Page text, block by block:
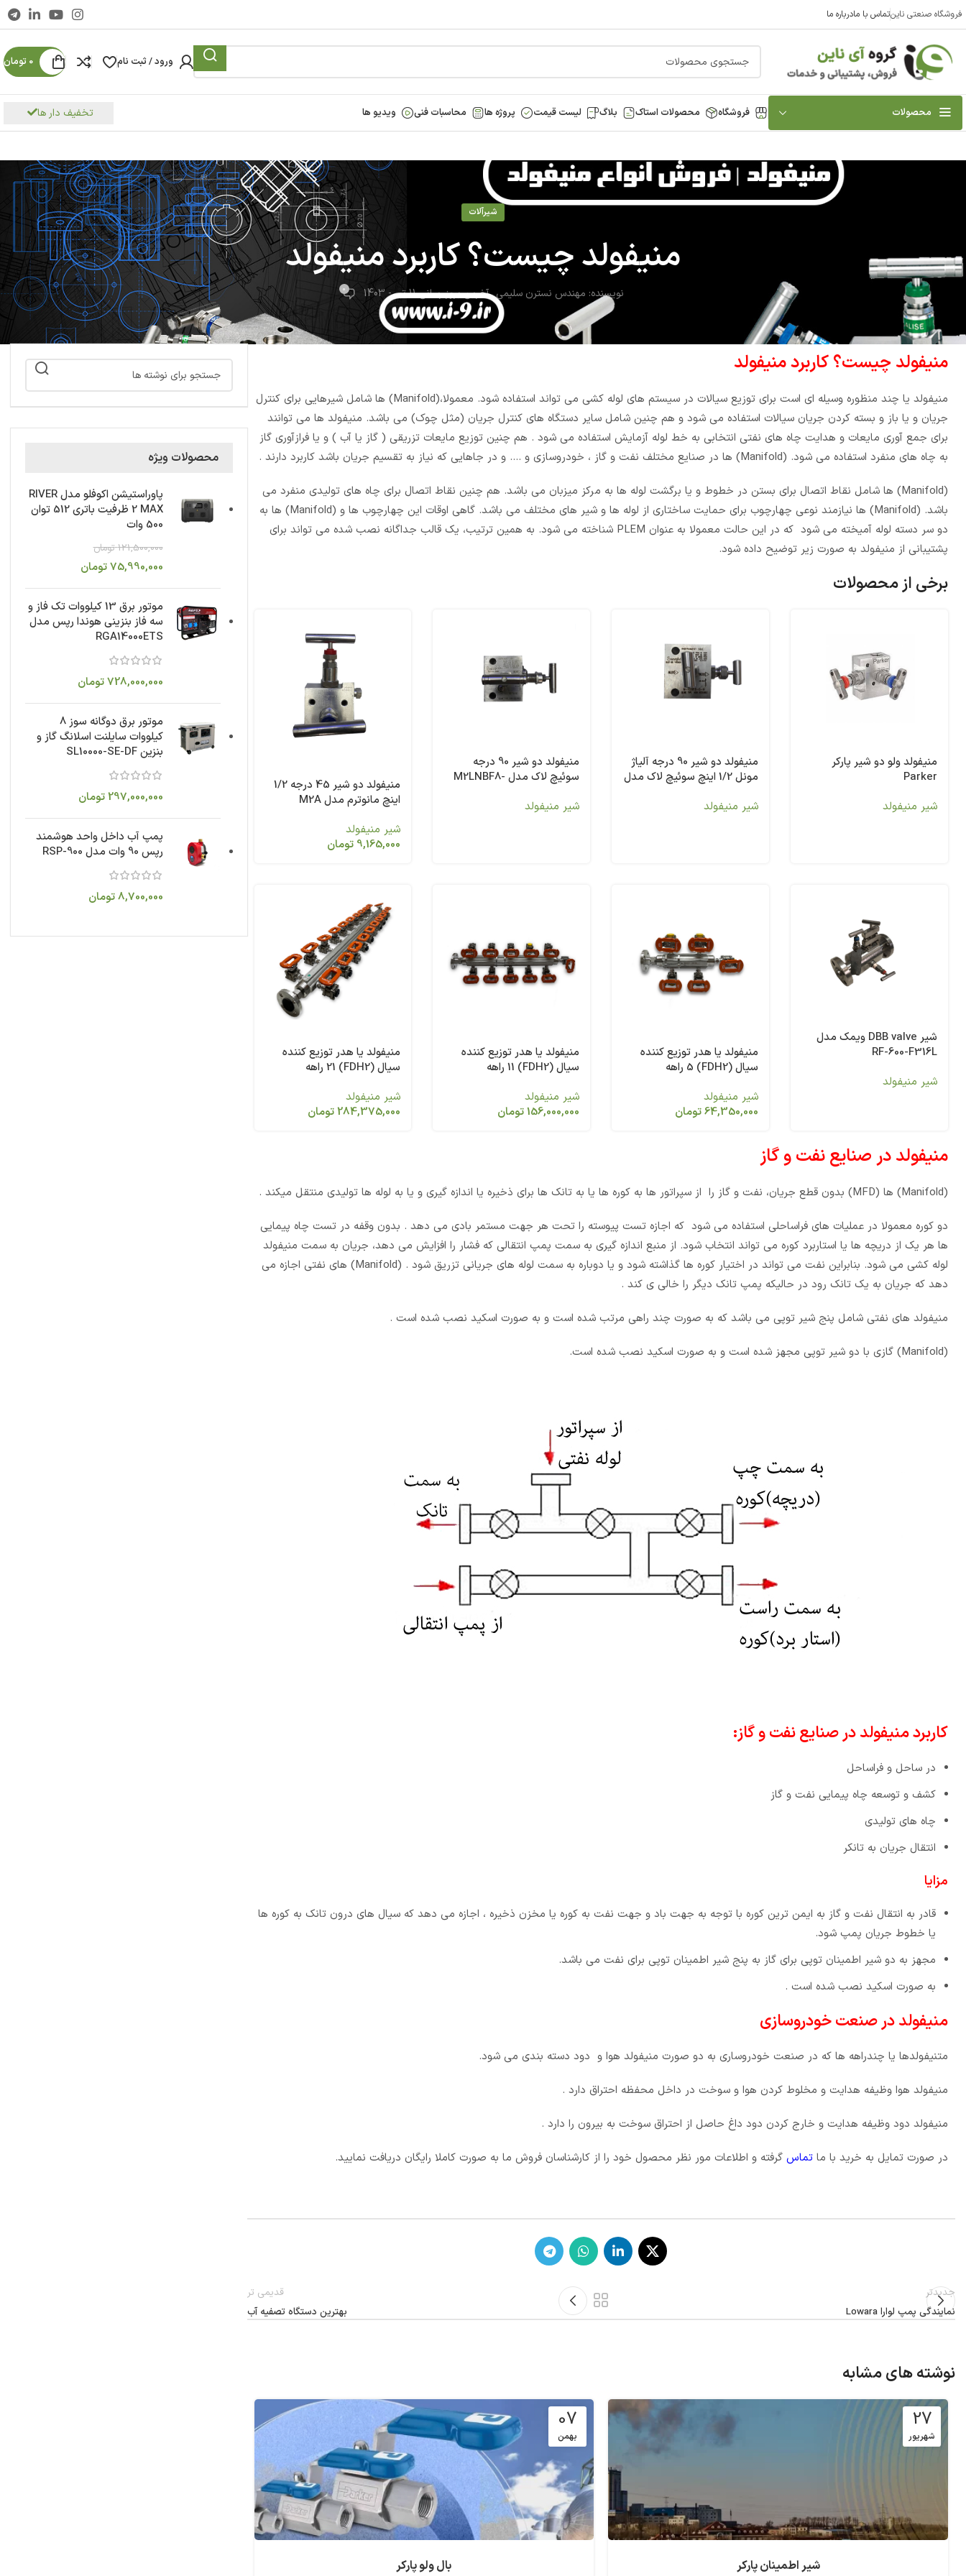
فروشگاه صنعتی ناینتماس با مادرباره ما
ورود / ثبت نام 0 تومان
محصولات فروشگاه محصولات استاک بلاگ لیست قیمت پروژه ها محاسبات فنی ویدیو ها تخفیف دار ها
شیرآلات
منیفولد چیست؟ کاربرد منیفولد
نویسنده: مهندس نسترن سلیمی آخرین بروز رسانی 11 تیر - 1403 0
منیفولد چیست؟ کاربرد منیفولد
منیفولد یا چند منظوره وسیله ای است برای توزیع سیالات در سیستم های لوله کشی می تواند استفاده شود. معمولا،(Manifold) ها شامل شیرهایی برای کنترل
جریان و یا باز و بسته کردن جریان سیالات استفاده می شود و هم چنین شامل سایر دستگاه های کنترل جریان (مثل چوک) می باشد. منیفولد ها می توانند
برای جمع آوری مایعات و هدایت چاه های نفتی انتخابی به خط لوله آزمایش استفاده می شود . هم چنین توزیع مایعات تزریقی ( گاز یا آب ) و یا فرازآوری گاز
به چاه های منفرد استفاده می شود. (Manifold) ها در صنایع مختلف نفت و گاز ، خودروسازی و .... و در جاهایی که نیاز به تقسیم جریان باشد کاربرد دارند .
(Manifold) ها شامل نقاط اتصال برای بستن در خطوط و یا برگشت لوله ها به مرکز میزبان می باشد. هم چنین نقاط اتصال برای چاه های تولیدی منفرد می
باشد. (Manifold) ها نیازمند نوعی چهارچوب برای حمایت ساختاری از لوله ها و شیر های مختلف می باشد. گاهی اوقات این چهارچوب ها و (Manifold) ها به
دو سر دسته لوله آمیخته می شود که در این حالت معمولا به عنوان PLEM شناخته می شود. به همین ترتیب، یک قالب جداگانه نصب شده می تواند برای
پشتیبانی از منیفولد به صورت زیر توضیح داده شود.
برخی از محصولات
‏منیفولد ولو دو شیر پارکر
Parker
شیر منیفولد
منیفولد دو شیر 90 درجه آلیاژ
مونل 1/2 اینچ سوئیچ لاک مدل
شیر منیفولد
منیفولد دو شیر 90 درجه
سوئیچ لاک مدل M2LNBF8-
شیر منیفولد
منیفولد دو شیر 45 درجه 1/2
اینچ مانوترم مدل M2A
شیر منیفولد
9,165,000 تومان
شیر DBB valve ویمک مدل
RF-600-F316L
شیر منیفولد
منیفولد یا هدر توزیع کننده
سیال (FDH2) 5 راهه
شیر منیفولد
64,350,000تومان
منیفولد یا هدر توزیع کننده
سیال (FDH2) 11 راهه
شیر منیفولد
156,000,000تومان
منیفولد یا هدر توزیع کننده
سیال (FDH2) 21 راهه
شیر منیفولد
284,375,000تومان
منیفولد در صنایع نفت و گاز
(Manifold) ها (MFD) بدون قطع جریان، نفت و گاز را از سپراتور ها به کوره ها یا به تانک ها برای ذخیره یا اندازه گیری و یا به لوله ها تولیدی منتقل میکند .
دو کوره معمولا در عملیات های فراساحلی استفاده می شود که اجازه تست پیوسته را تحت هر جهت مستمر بادی می دهد . بدون وقفه در تست چاه پیمایی
ها هر یک از دریچه ها یا استاربرد کوره می تواند انتخاب شود. از منبع اندازه گیری به سمت پمپ انتقالی که فشار را افزایش می دهد، جریان به سمت منیفولد
لوله کشی می شود. بنابراین نفت می تواند در اختیار کوره ها گذاشته شود و یا دوباره به سمت لوله های جریانی تزریق شود . (Manifold) های نفتی اجازه می
دهد که جریان به یک تانک رود در حالیکه پمپ تانک دیگر را خالی ی کند .
منیفولد های نفتی شامل پنج شیر توپی می باشد که به صورت چند راهی مرتب شده است و به صورت اسکید نصب شده است .
(Manifold) گازی با دو شیر توپی مجهز شده است و به صورت اسکید نصب شده است.
کاربرد منیفولد در صنایع نفت و گاز:
در ساحل و فراساحل
کشف و توسعه چاه پیمایی نفت و گاز
چاه های تولیدی
انتقال جریان به تانکر
مزایا
قادر به انتقال نفت و گاز به ایمن ترین کوره با توجه به جهت باد و جهت نفت به کوره یا مخزن ذخیره ، اجازه می دهد که سیال های درون تانک به کوره ها
یا خطوط جریان پمپ شود.
مجهز به دو شیر اطمینان توپی برای گاز به پنج شیر اطمینان توپی برای نفت می باشد.
به صورت اسکید نصب شده است .
منیفولد در صنعت خودروسازی
متنیفولدها یا چندراهه ها که در صنعت خودروساری به دو صورت منیفولد هوا و دود دسته بندی می شود.
منیفولد هوا وظیفه هدایت و مخلوط کردن هوا و سوخت در داخل محفظه احتراق دارد .
منیفولد دود وظیفه هدایت و خارج کردن دود داغ حاصل از احتراق سوخت به بیرون را دارد .
در صورت تمایل به خرید با ما تماس گرفته و اطلاعات مور نظر محصول خود را از کارشناسان فروش ما به صورت کاملا رایگان دریافت نمایید.
جدیدتر
نمایندگی پمپ لوارا Lowara
قدیمی تر
بهترین دستگاه تصفیه آب
نوشته های مشابه
27
شهریور
شیر اطمینان پارکر
07
بهمن
بال ولو پارکر
محصولات ویژه
پاوراستیشن اکوفلو مدل RIVER
2 MAX ظرفیت باتری 512 توان
500 وات
121,500,000تومان
75,990,000تومان
موتور برق 13 کیلووات تک فاز و
سه فاز بنزینی هوندا رپس مدل
RGA14000ETS
728,000,000تومان
موتور برق دوگانه سوز 8
کیلووات سایلنت اسلانگ گاز و
بنزین SL10000-SE-DF
297,000,000تومان
پمپ آب داخل واحد هوشمند
رپس 90 وات مدل RSP-900
8,700,000تومان